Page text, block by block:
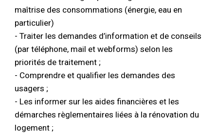
maîtrise des consommations (énergie, eau en
particulier)
- Traiter les demandes d’information et de conseils
(par téléphone, mail et webforms) selon les
priorités de traitement ;
- Comprendre et qualifier les demandes des
usagers ;
- Les informer sur les aides financières et les
démarches règlementaires liées à la rénovation du
logement ;